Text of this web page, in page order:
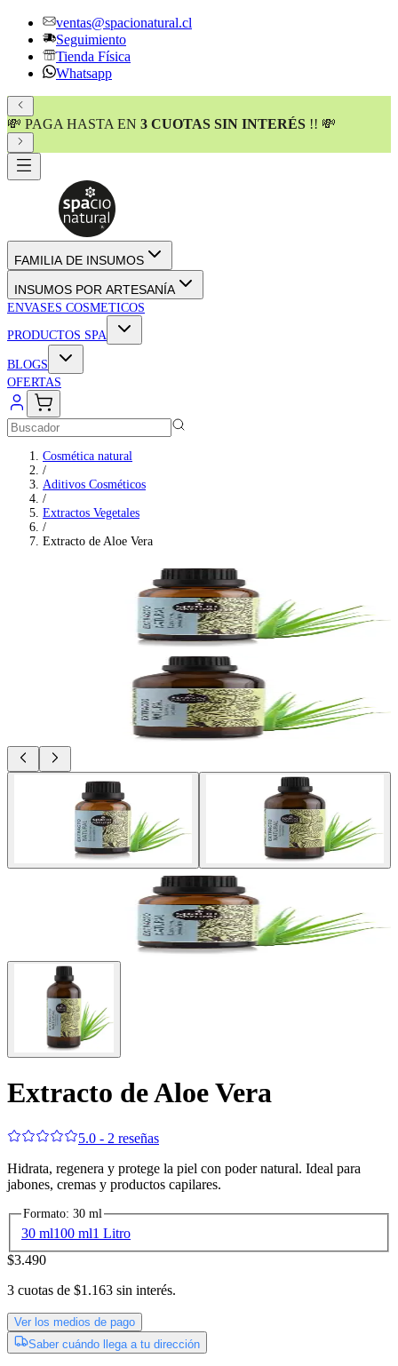
ventas@spacionatural.cl
Seguimiento
Tienda Física
Whatsapp
💸 PAGA HASTA EN 3 CUOTAS SIN INTERÉS !! 💸
FAMILIA DE INSUMOS
INSUMOS POR ARTESANÍA
ENVASES COSMETICOS
PRODUCTOS SPA
BLOGS
OFERTAS
Cosmética natural
/
Aditivos Cosméticos
/
Extractos Vegetales
/
Extracto de Aloe Vera
Extracto de Aloe Vera
5.0 - 2 reseñas
Hidrata, regenera y protege la piel con poder natural. Ideal para
jabones, cremas y productos capilares.
Formato: 30 ml
30 ml100 ml1 Litro
$3.490
3 cuotas de $1.163 sin interés.
Ver los medios de pago
Saber cuándo llega a tu dirección